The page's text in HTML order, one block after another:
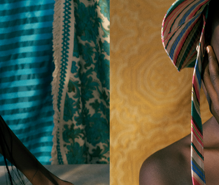
さらに見る
DELTA PRINT(デ
ルタ プリント)
￥ 37,400